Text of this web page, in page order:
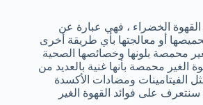
الخضراء ، فهي عبارة عن
أو معالجتها بأي طريقة أخرى
محمصة بلونها وخصائصها الصحية
الغير محمصة بأنها غنية بالعديد من
مثل الفيتامينات ومضادات الأكسدة
سنتعرف على فوائد القهوة الغير